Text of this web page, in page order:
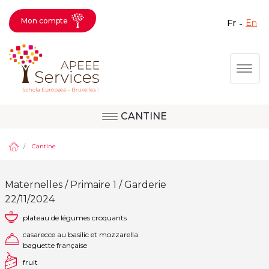
Aller
Fermer X
Question, avis,
demande, suggestion :
service !
Activités périscolaires Berkendael
Mon compte fr en
CANTINE
Site de Berkendael
Cantine
Maternelles / Primaire 1 / Garderie
22/11/2024
plateau de légumes croquants
casarecce au basilic et mozzarella
baguette française
fruit